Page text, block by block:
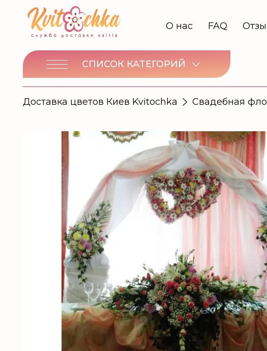
О нас FAQ
СПИСОК КАТЕГОРИЙ
Доставка цветов Киев Kvitochka Свадебная